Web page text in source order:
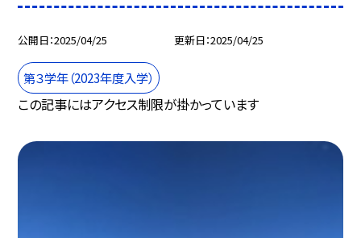
公開日 2025/04/25 更新日 2025/04/25
第３学年（2023年度入学）
この記事にはアクセス制限が掛かっています